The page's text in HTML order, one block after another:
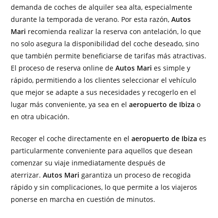
demanda de coches de alquiler sea alta, especialmente
durante la temporada de verano. Por esta razón,Autos
Mari recomienda realizar la reserva con antelación, lo que
no solo asegura la disponibilidad del coche deseado, sino
que también permite beneficiarse de tarifas más atractivas.
El proceso de reserva online deAutos Mari es simple y
rápido, permitiendo a los clientes seleccionar el vehículo
que mejor se adapte a sus necesidades y recogerlo en el
lugar más conveniente, ya sea en elaeropuerto de Ibiza o
en otra ubicación.
Recoger el coche directamente en elaeropuerto de Ibiza es
particularmente conveniente para aquellos que desean
comenzar su viaje inmediatamente después de
aterrizar.Autos Mari garantiza un proceso de recogida
rápido y sin complicaciones, lo que permite a los viajeros
ponerse en marcha en cuestión de minutos.